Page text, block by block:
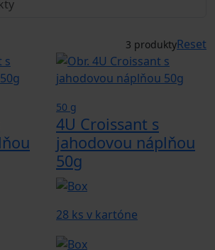
3 produktyReset
50 g
4U Croissant s
jahodovou náplňou
50g
28 ks v kartóne